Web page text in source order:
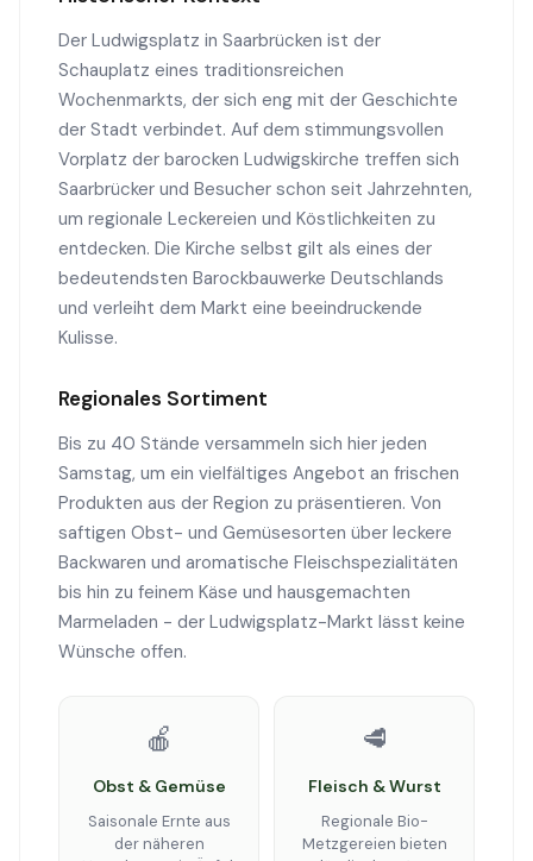
Der Ludwigsplatz in Saarbrücken ist der
Schauplatz eines traditionsreichen
Wochenmarkts, der sich eng mit der Geschichte
der Stadt verbindet. Auf dem stimmungsvollen
Vorplatz der barocken Ludwigskirche treffen sich
Saarbrücker und Besucher schon seit Jahrzehnten,
um regionale Leckereien und Köstlichkeiten zu
entdecken. Die Kirche selbst gilt als eines der
bedeutendsten Barockbauwerke Deutschlands
und verleiht dem Markt eine beeindruckende
Kulisse.
Regionales Sortiment
Bis zu 40 Stände versammeln sich hier jeden
Samstag, um ein vielfältiges Angebot an frischen
Produkten aus der Region zu präsentieren. Von
saftigen Obst- und Gemüsesorten über leckere
Backwaren und aromatische Fleischspezialitäten
bis hin zu feinem Käse und hausgemachten
Marmeladen - der Ludwigsplatz-Markt lässt keine
Wünsche offen.
🍎
Obst & Gemüse
Saisonale Ernte aus
der näheren
🥩
Fleisch & Wurst
Regionale Bio-
Metzgereien bieten